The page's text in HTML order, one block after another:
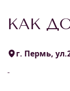
КАК
г. Пермь,
-